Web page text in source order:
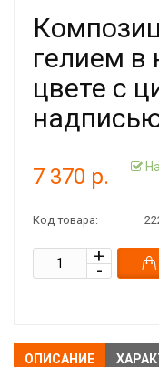
гелием в
цвете с
7 370 р.
Код товара:
ОПИСАНИЕ